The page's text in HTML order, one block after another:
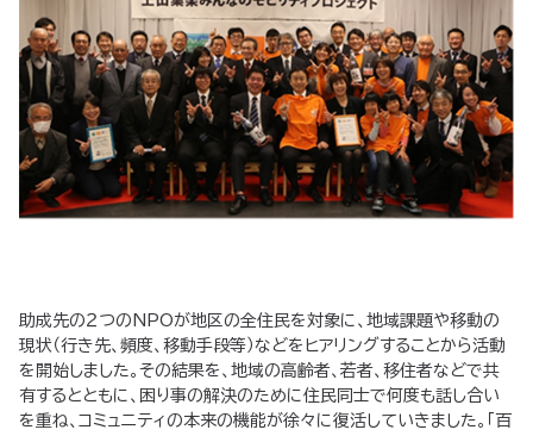
助成先の２つのNPOが地区の全住民を対象に、地域課題や移動の
現状（行き先、頻度、移動手段等）などをヒアリングすることから活動
を開始しました。その結果を、地域の高齢者、若者、移住者などで共
有するとともに、困り事の解決のために住民同士で何度も話し合い
を重ね、コミュニティの本来の機能が徐々に復活していきました。「百